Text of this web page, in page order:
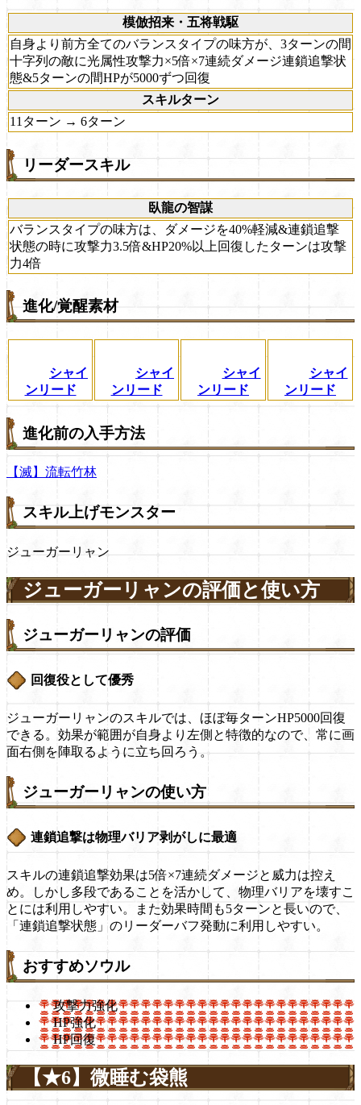
模倣招来・五将戦駆
自身より前方全てのバランスタイプの味方が、3ターンの間
十字列の敵に光属性攻撃力×5倍×7連続ダメージ連鎖追撃状
態&5ターンの間HPが5000ずつ回復
スキルターン
11ターン → 6ターン
リーダースキル
臥龍の智謀
バランスタイプの味方は、ダメージを40%軽減&連鎖追撃
状態の時に攻撃力3.5倍&HP20%以上回復したターンは攻撃
力4倍
進化/覚醒素材
シャイ
ンリード
シャイ
ンリード
シャイ
ンリード
シャイ
ンリード
進化前の入手方法
【滅】流転竹林
スキル上げモンスター
ジューガーリャン
ジューガーリャンの評価と使い方
ジューガーリャンの評価
回復役として優秀
ジューガーリャンのスキルでは、ほぼ毎ターンHP5000回復
できる。効果が範囲が自身より左側と特徴的なので、常に画
面右側を陣取るように立ち回ろう。
ジューガーリャンの使い方
連鎖追撃は物理バリア剥がしに最適
スキルの連鎖追撃効果は5倍×7連続ダメージと威力は控え
め。しかし多段であることを活かして、物理バリアを壊すこ
とには利用しやすい。また効果時間も5ターンと長いので、
「連鎖追撃状態」のリーダーバフ発動に利用しやすい。
おすすめソウル
攻撃力強化
HP強化
HP回復
【★6】微睡む袋熊